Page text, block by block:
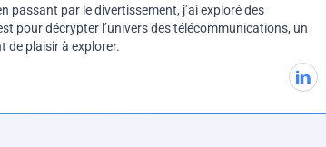
passant par le divertissement, j’ai exploré des
pour décrypter l’univers des télécommunications, un
de plaisir à explorer.